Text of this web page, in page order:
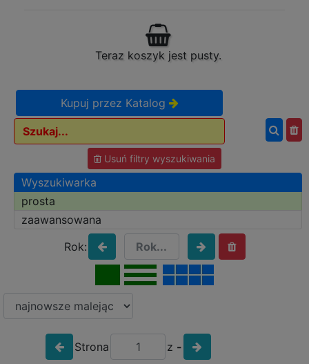
Teraz koszyk jest pusty.
Kupuj przez Katalog
Usuń filtry wyszukiwania
Wyszukiwarka
prosta
zaawansowana
Rok:
Strona z -